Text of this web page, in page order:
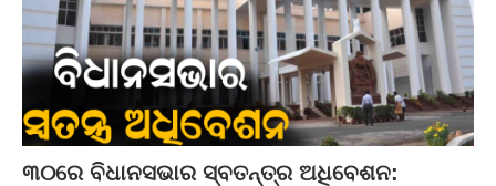
୩୦ରେ ବିଧାନସଭାର ସ୍ବତନ୍ତ୍ର ଅଧିବେଶନ: